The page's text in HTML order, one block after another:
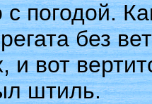
погодой.
без
и вот
штиль.